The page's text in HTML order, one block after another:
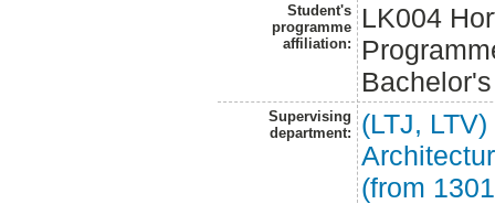
Student's
programme
affiliation:
LK004
Supervising
department:
(LTJ,
(from